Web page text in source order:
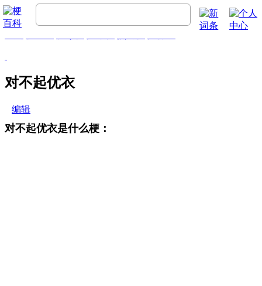
对不起优衣
编辑
对不起优衣是什么梗：